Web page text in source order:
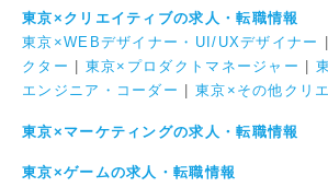
東京×クリエイティブの求人・転職情報
東京×WEBデザイナー・UI/UXデザイナー
クター
東京×プロダクトマネージャー
エンジニア・コーダー
東京×その他クリ
東京×マーケティングの求人・転職情報
東京×ゲームの求人・転職情報